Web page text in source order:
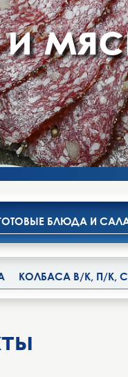
БЛЮДА И
КОЛБАСА В/К, П/К,